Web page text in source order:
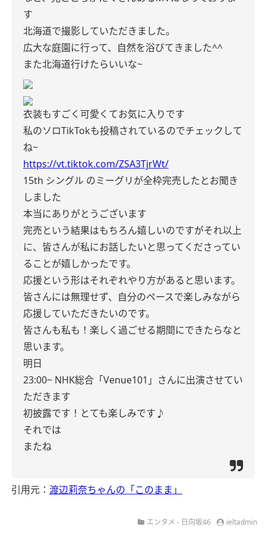
す
北海道で撮影していただきました。
広大な庭園に行って、自然を浴びてきました^^
また北海道行けたらいいな~
衣装もすごく可愛くてお気に入りです
私のソロTikTokも投稿されているのでチェックして
ね~
https://vt.tiktok.com/ZSA3TjrWt/
15th シングル のミーグリが全枠完売したとお聞き
しました
本当にありがとうございます
完売という結果はもちろん嬉しいのですがそれ以上
に、皆さんが私にお話したいと思ってくださってい
ることが嬉しかったです。
応援という形はそれぞれやり方があると思います。
皆さんには無理せず、自分のペースで楽しみながら
応援していただきたいのです。
皆さんも私も！楽しく過ごせる期間にできたらなと
思います。
明日
23:00~ NHK総合「Venue101」さんに出演させてい
ただきます
初披露です！とても楽しみです♪
それでは
またね
引用元： 渡辺莉奈ちゃんの「このまま」
エンタメ - 日向坂46 ieltadmin